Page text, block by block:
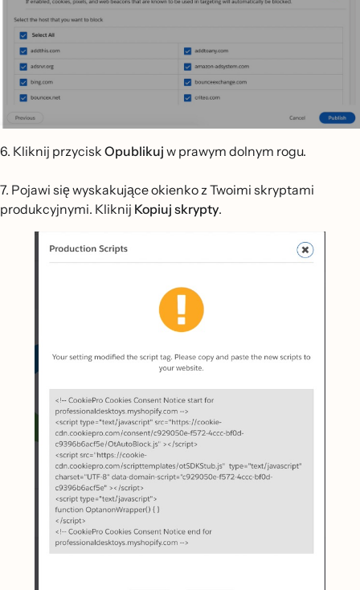
6. Kliknij przycisk Opublikuj w prawym dolnym rogu.
7. Pojawi się wyskakujące okienko z Twoimi skryptami
produkcyjnymi. Kliknij Kopiuj skrypty.